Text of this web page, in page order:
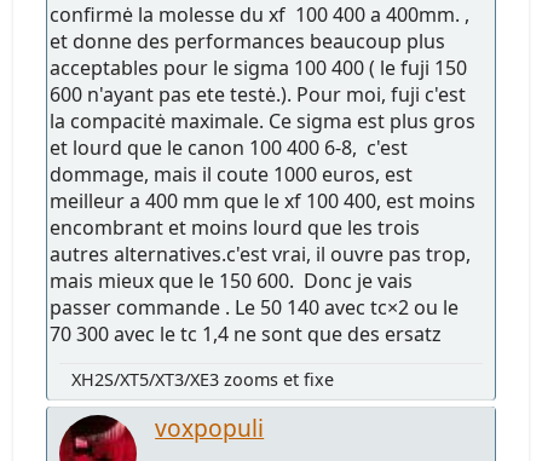
confirmė la molesse du xf 100 400 a 400mm. ,
et donne des performances beaucoup plus
acceptables pour le sigma 100 400 ( le fuji 150
600 n'ayant pas ete testė.). Pour moi, fuji c'est
la compacitė maximale. Ce sigma est plus gros
et lourd que le canon 100 400 6-8, c'est
dommage, mais il coute 1000 euros, est
meilleur a 400 mm que le xf 100 400, est moins
encombrant et moins lourd que les trois
autres alternatives.c'est vrai, il ouvre pas trop,
mais mieux que le 150 600. Donc je vais
passer commande . Le 50 140 avec tc×2 ou le
70 300 avec le tc 1,4 ne sont que des ersatz
XH2S/XT5/XT3/XE3 zooms et fixe
voxpopuli